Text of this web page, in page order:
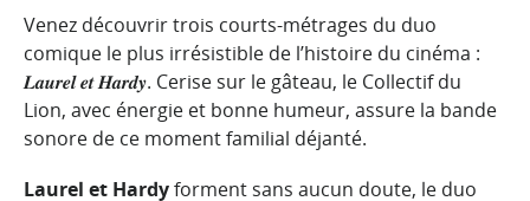
Venez découvrir trois courts-métrages du duo
comique le plus irrésistible de l’histoire du cinéma :
𝑳𝒂𝒖𝒓𝒆𝒍𝒆𝒕𝑯𝒂𝒓𝒅𝒚. Cerise sur le gâteau, le Collectif du
Lion, avec énergie et bonne humeur, assure la bande
sonore de ce moment familial déjanté.
Laurel et Hardyforment sans aucun doute, le duo